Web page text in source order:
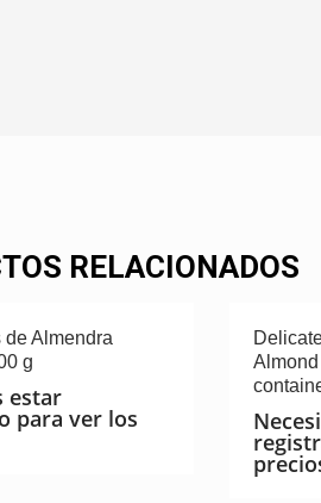
RELACIONADOS
de Almendra
g
estar
para ver los